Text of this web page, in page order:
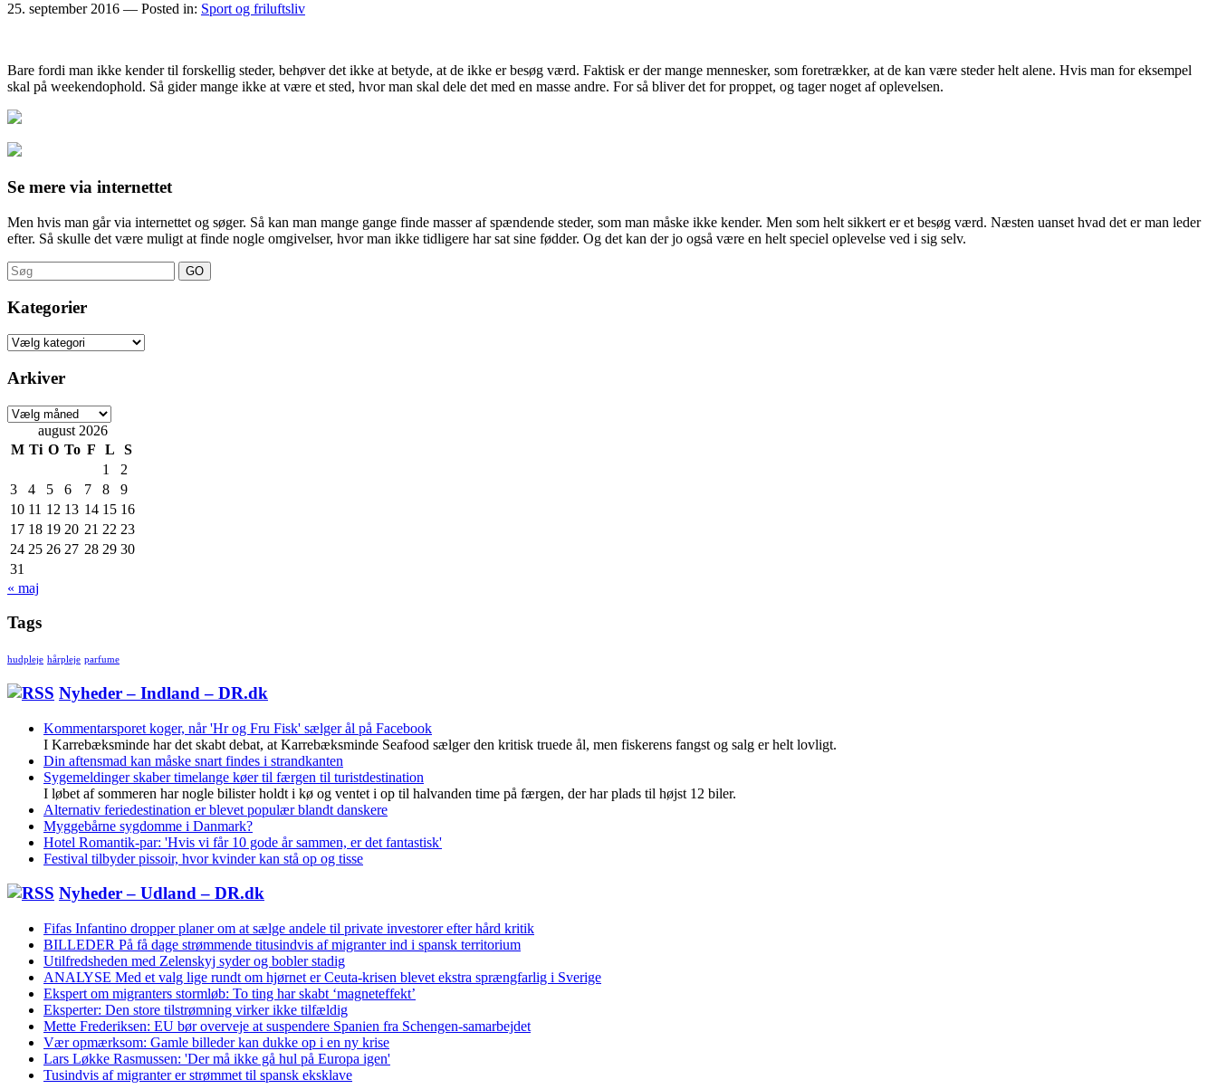
25. september 2016 — Posted in: Sport og friluftsliv
Bare fordi man ikke kender til forskellig steder, behøver det ikke at betyde, at de ikke er besøg værd. Faktisk er der mange mennesker, som foretrækker, at de kan være steder helt alene. Hvis man for eksempel
skal på weekendophold. Så gider mange ikke at være et sted, hvor man skal dele det med en masse andre. For så bliver det for proppet, og tager noget af oplevelsen.
Se mere via internettet
Men hvis man går via internettet og søger. Så kan man mange gange finde masser af spændende steder, som man måske ikke kender. Men som helt sikkert er et besøg værd. Næsten uanset hvad det er man leder
efter. Så skulle det være muligt at finde nogle omgivelser, hvor man ikke tidligere har sat sine fødder. Og det kan der jo også være en helt speciel oplevelse ved i sig selv.
Search
for:
Kategorier
Kategorier
Arkiver
Arkiver
august 2026
M Ti O To F L
S
1
2
3
4 5 6 7 8
9
10 11 12 13 14 15 16
17 18 19 20 21 22 23
24 25 26 27 28 29 30
31
« maj
Tags
hudpleje hårpleje parfume
Nyheder – Indland – DR.dk
Kommentarsporet koger, når 'Hr og Fru Fisk' sælger ål på Facebook
I Karrebæksminde har det skabt debat, at Karrebæksminde Seafood sælger den kritisk truede ål, men fiskerens fangst og salg er helt lovligt.
Din aftensmad kan måske snart findes i strandkanten
Sygemeldinger skaber timelange køer til færgen til turistdestination
I løbet af sommeren har nogle bilister holdt i kø og ventet i op til halvanden time på færgen, der har plads til højst 12 biler.
Alternativ feriedestination er blevet populær blandt danskere
Myggebårne sygdomme i Danmark?
Hotel Romantik-par: 'Hvis vi får 10 gode år sammen, er det fantastisk'
Festival tilbyder pissoir, hvor kvinder kan stå op og tisse
Nyheder – Udland – DR.dk
Fifas Infantino dropper planer om at sælge andele til private investorer efter hård kritik
BILLEDER På få dage strømmende titusindvis af migranter ind i spansk territorium
Utilfredsheden med Zelenskyj syder og bobler stadig
ANALYSE Med et valg lige rundt om hjørnet er Ceuta-krisen blevet ekstra sprængfarlig i Sverige
Ekspert om migranters stormløb: To ting har skabt ‘magneteffekt’
Eksperter: Den store tilstrømning virker ikke tilfældig
Mette Frederiksen: EU bør overveje at suspendere Spanien fra Schengen-samarbejdet
Vær opmærksom: Gamle billeder kan dukke op i en ny krise
Lars Løkke Rasmussen: 'Der må ikke gå hul på Europa igen'
Tusindvis af migranter er strømmet til spansk eksklave